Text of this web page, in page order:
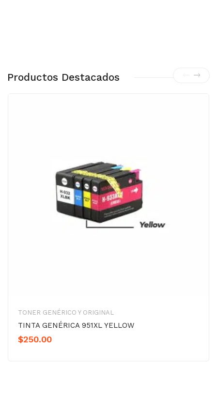
Productos Destacados
TONER GENÉRICO Y ORIGINAL
TINTA GENÉRICA 951XL YELLOW
$250.00